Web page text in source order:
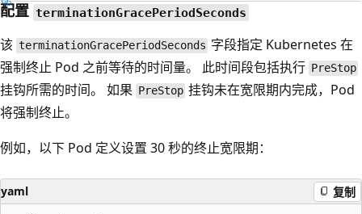
配置 terminationGracePeriodSeconds
该 terminationGracePeriodSeconds 字段指定 Kubernetes 在
强制终止 Pod 之前等待的时间量。 此时间段包括执行 PreStop
挂钩所需的时间。 如果 PreStop 挂钩未在宽限期内完成，Pod
将强制终止。
例如，以下 Pod 定义设置 30 秒的终止宽限期：
yaml 复制